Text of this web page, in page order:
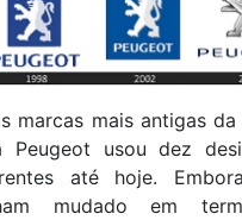
marcas mais antigas da
Peugeot usou dez
até hoje.
mudado em